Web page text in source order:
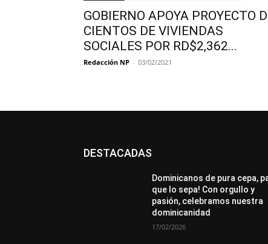
GOBIERNO APOYA PROYECTO
CIENTOS DE VIVIENDAS
SOCIALES POR RD$2,362...
Redacción NP - 03/02/2021
DESTACADAS
All Destacado
Dominicanos de pura cepa,
que lo sepa! Con orgullo y
pasión, celebramos nuestra
dominicanidad
17/02/2026